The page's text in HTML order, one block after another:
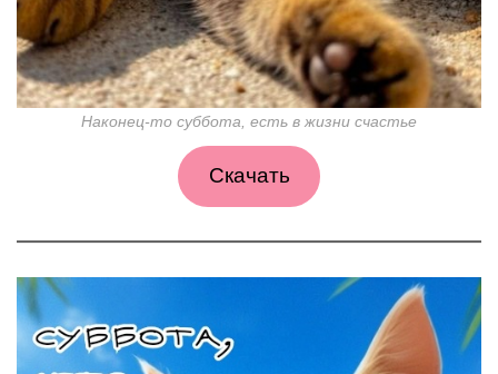
Наконец-то суббота, есть в жизни счастье
Скачать